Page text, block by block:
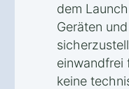
dem
Geräten
einwandfrei
keine